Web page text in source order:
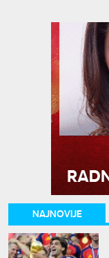
NAJNOVIJE